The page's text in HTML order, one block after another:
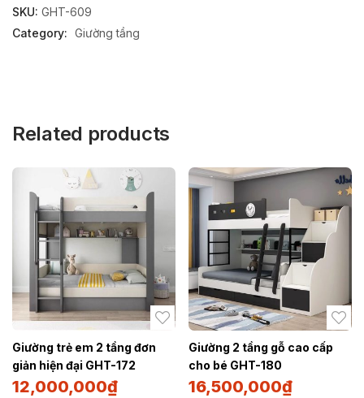
SKU: GHT-609
Category: Giường tầng
Related products
Giường trẻ em 2 tầng đơn
giản hiện đại GHT-172
12,000,000₫
Giường 2 tầng gỗ cao cấp
cho bé GHT-180
16,500,000₫